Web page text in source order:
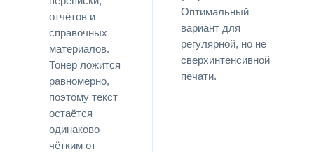
отчётов и
справочных
материалов.
Тонер ложится
равномерно,
поэтому текст
остаётся
одинаково
чётким от
Оптимальный
вариант для
регулярной, но не
сверхинтенсивной
печати.